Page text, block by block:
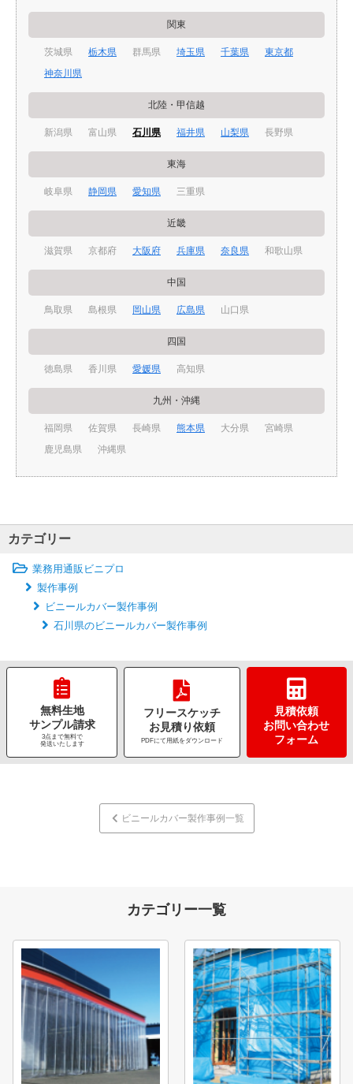
関東
茨城県 栃木県 群馬県 埼玉県 千葉県
東京都
神奈川県
北陸・甲信越
新潟県 富山県 石川県 福井県 山梨県 長野県
東海
岐阜県 静岡県 愛知県 三重県
近畿
滋賀県 京都府 大阪府 兵庫県 奈良県 和歌山県
中国
鳥取県 島根県 岡山県 広島県 山口県
四国
徳島県 香川県 愛媛県 高知県
九州・沖縄
福岡県 佐賀県 長崎県 熊本県 大分県
宮崎県
鹿児島県
沖縄県
カテゴリー
業務用通販ビニプロ
製作事例
ビニールカバー製作事例
石川県のビニールカバー製作事例
無料生地
サンプル請求
3点まで無料で
発送いたします
フリースケッチ
お見積り依頼
PDFにて用紙をダウンロード
見積依頼
お問い合わせ
フォーム
ビニールカバー製作事例一覧
カテゴリー一覧